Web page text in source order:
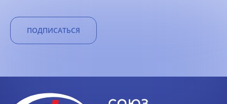
ПОДПИСАТЬСЯ